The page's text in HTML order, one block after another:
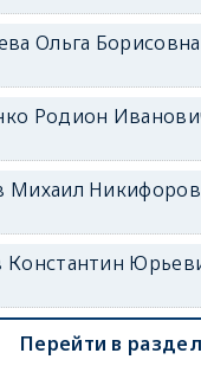
Ольга Борисовна
Родион
Михаил
Константин
Перейти в раздел